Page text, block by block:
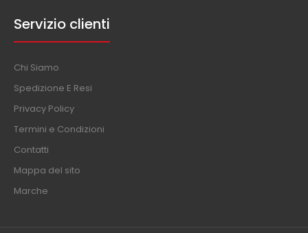
Servizio clienti
Chi Siamo
Spedizione E Resi
Privacy Policy
Termini e Condizioni
Contatti
Mappa del sito
Marche